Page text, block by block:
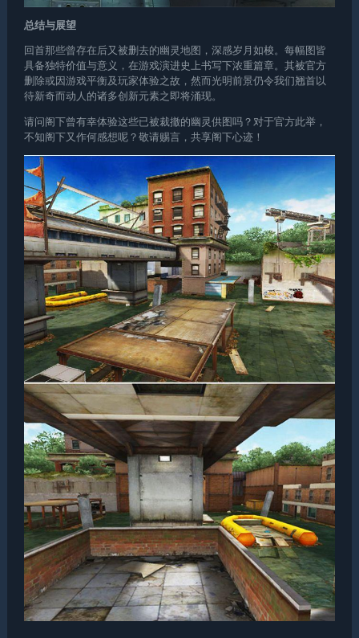
总结与展望
回首那些曾存在后又被删去的幽灵地图，深感岁月如梭。每幅图皆
具备独特价值与意义，在游戏演进史上书写下浓重篇章。其被官方
删除或因游戏平衡及玩家体验之故，然而光明前景仍令我们翘首以
待新奇而动人的诸多创新元素之即将涌现。
请问阁下曾有幸体验这些已被裁撤的幽灵供图吗？对于官方此举，
不知阁下又作何感想呢？敬请赐言，共享阁下心迹！